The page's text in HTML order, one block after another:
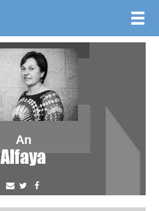
An
Alfaya